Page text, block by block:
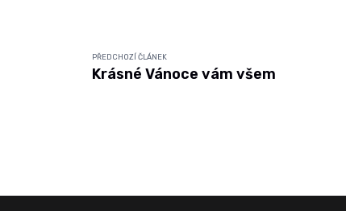
PŘEDCHOZÍ ČLÁNEK
Krásné Vánoce vám všem